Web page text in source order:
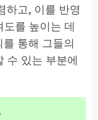
하고, 이를 반영
를 높이는 데
통해 그들의
수 있는 부분에